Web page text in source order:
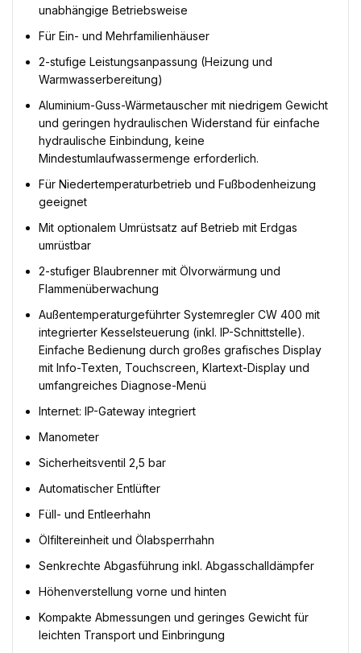
unabhängige Betriebsweise
Für Ein- und Mehrfamilienhäuser
2-stufige Leistungsanpassung (Heizung und
Warmwasserbereitung)
Aluminium-Guss-Wärmetauscher mit niedrigem Gewicht
und geringen hydraulischen Widerstand für einfache
hydraulische Einbindung, keine
Mindestumlaufwassermenge erforderlich.
Für Niedertemperaturbetrieb und Fußbodenheizung
geeignet
Mit optionalem Umrüstsatz auf Betrieb mit Erdgas
umrüstbar
2-stufiger Blaubrenner mit Ölvorwärmung und
Flammenüberwachung
Außentemperaturgeführter Systemregler CW 400 mit
integrierter Kesselsteuerung (inkl. IP-Schnittstelle).
Einfache Bedienung durch großes grafisches Display
mit Info-Texten, Touchscreen, Klartext-Display und
umfangreiches Diagnose-Menü
Internet: IP-Gateway integriert
Manometer
Sicherheitsventil 2,5 bar
Automatischer Entlüfter
Füll- und Entleerhahn
Ölfiltereinheit und Ölabsperrhahn
Senkrechte Abgasführung inkl. Abgasschalldämpfer
Höhenverstellung vorne und hinten
Kompakte Abmessungen und geringes Gewicht für
leichten Transport und Einbringung